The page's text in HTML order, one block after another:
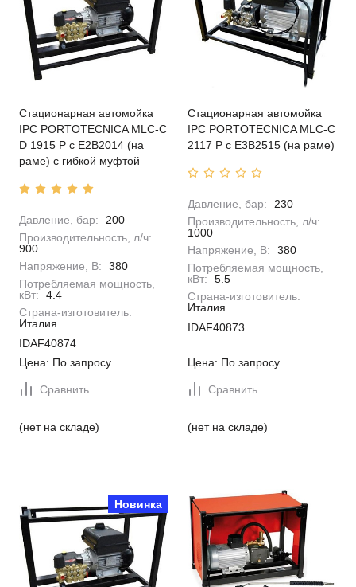
Стационарная автомойка
IPC PORTOTECNICA MLC-C
D 1915 P с E2B2014 (на
раме) с гибкой муфтой
Давление, бар:
200
Производительность, л/ч:
900
Напряжение, В:
380
Потребляемая мощность,
кВт:
4.4
Страна-изготовитель:
Италия
IDAF40874
Цена: По запросу
Сравнить
(нет на складе)
Стационарная автомойка
IPC PORTOTECNICA MLC-C
2117 P с E3B2515 (на раме)
Давление, бар:
230
Производительность, л/ч:
1000
Напряжение, В:
380
Потребляемая мощность,
кВт:
5.5
Страна-изготовитель:
Италия
IDAF40873
Цена: По запросу
Сравнить
(нет на складе)
Новинка